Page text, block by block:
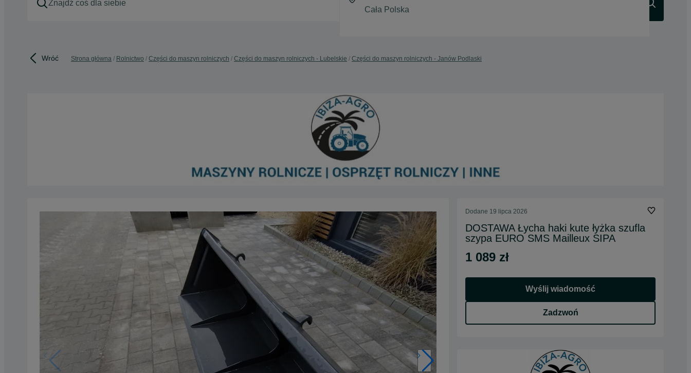
Wróć Strona główna Rolnictwo Części do maszyn rolniczych Części do maszyn rolniczych - Lubelskie Części do maszyn rolniczych - Janów Podlaski
Dodane 19 lipca 2026
DOSTAWA Łycha haki kute łyżka szufla
szypa EURO SMS Mailleux SIPA
1 089 zł
Wyślij wiadomość
Zadzwoń